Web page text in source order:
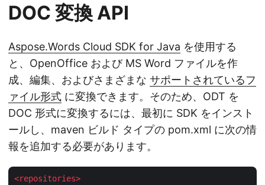
DOC 変換 API
Aspose.Words Cloud SDK for Java を使用する
と、OpenOffice および MS Word ファイルを作
成、編集、およびさまざまな サポートされているフ
ァイル形式 に変換できます。そのため、ODT を
DOC 形式に変換するには、最初に SDK をインスト
ールし、maven ビルド タイプの pom.xml に次の情
報を追加する必要があります。
<repositories>